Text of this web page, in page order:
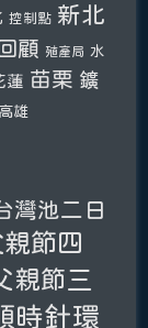
控制點 新北
顧 殖產局
水
蓮 苗栗 鑛
高雄
灣池二日
節四
親節三
時針環